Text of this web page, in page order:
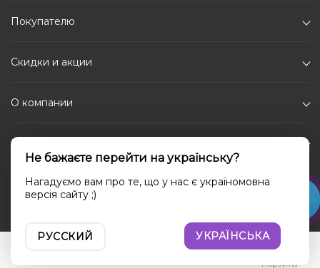
Корзина
Покупателю
Скидки и акции
О компании
Каталог
Социальные сети
Не бажаєте перейти на українську?
Нагадуємо вам про те, що у нас є україномовна
версія сайту ;)
РУССКИЙ УКРАЇНСЬКА